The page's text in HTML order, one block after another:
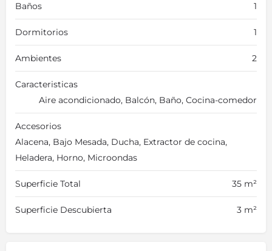
Baños 1
Dormitorios 1
Ambientes 2
Caracteristicas
Aire acondicionado, Balcón, Baño, Cocina-comedor
Accesorios
Alacena, Bajo Mesada, Ducha, Extractor de cocina,
Heladera, Horno, Microondas
Superficie Total 35 m²
Superficie Descubierta 3 m²